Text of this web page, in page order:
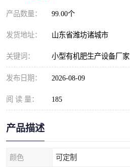
产品数量： 99.00个
发货地址： 山东省潍坊诸城市
关键词： 小型有机肥生产设备厂家
发布日期： 2026-08-09
阅 读 量： 185
产品描述
颜色 可定制